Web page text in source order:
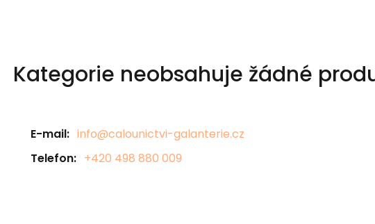
Kategorie neobsahuje žádné
E-mail: info@calounictvi-galanterie.cz
Telefon: +420 498 880 009